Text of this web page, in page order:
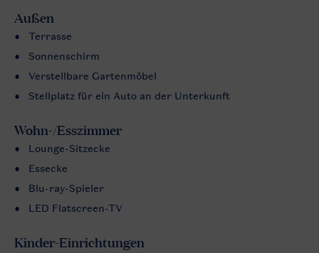
Außen
Terrasse
Sonnenschirm
Verstellbare Gartenmöbel
Stellplatz für ein Auto an der Unterkunft
Wohn-/Esszimmer
Lounge-Sitzecke
Essecke
Blu-ray-Spieler
LED Flatscreen-TV
Kinder-Einrichtungen